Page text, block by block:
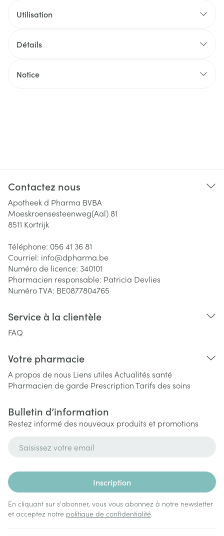
Utilisation
Détails
Notice
Contactez nous
Apotheek d Pharma BVBA
Moeskroensesteenweg(Aal) 81
8511 Kortrijk
Téléphone: 056 41 36 81
Courriel: info@dpharma.be
Numéro de licence: 340101
Pharmacien responsable: Patricia Devlies
Numéro TVA: BE0877804765
Service à la clientèle
FAQ
Votre pharmacie
A propos de nous Liens utiles Actualités santé
Pharmacien de garde PrescriptionTarifs des soins
Bulletin d’information
Restez informé des nouveaux produits et promotions
Inscription
En cliquant sur s'abonner, vous vous abonnez à notre newsletter
et acceptez notre politique de confidentialité.